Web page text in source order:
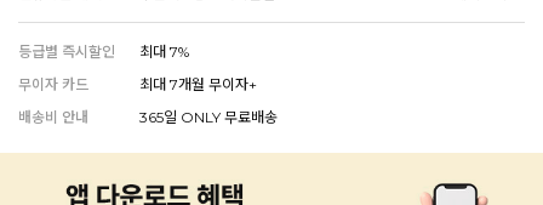
EVERY, SAY
인플루언서 PICK한 지금 꼭 필요한 장마룩!
등급별 즉시할인
최대 7%
무이자 카드
최대 7개월 무이자+
배송비 안내
365일 ONLY 무료배송